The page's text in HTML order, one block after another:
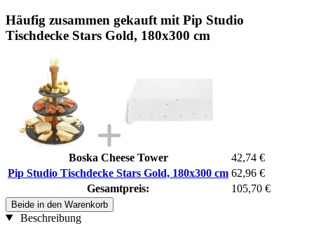
Häufig zusammen gekauft mit Pip Studio
Tischdecke Stars Gold, 180x300 cm
Boska Cheese Tower
42,74 €
Pip Studio Tischdecke Stars Gold, 180x300 cm 62,96 €
Gesamtpreis:
105,70 €
Beide in den Warenkorb
Beschreibung